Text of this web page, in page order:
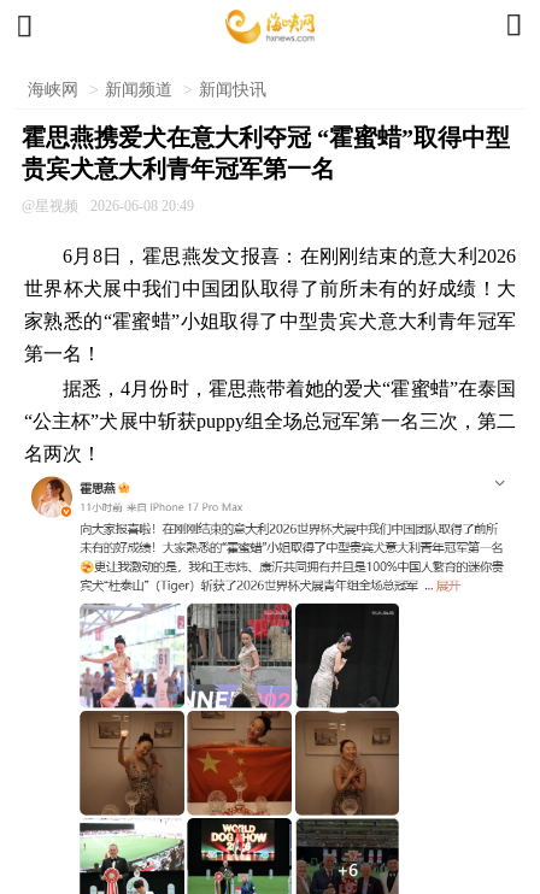
 
海峡网 > 新闻频道 > 新闻快讯
霍思燕携爱犬在意大利夺冠 “霍蜜蜡”取得中型
贵宾犬意大利青年冠军第一名
@星视频 2026-06-08 20:49
6月8日，霍思燕发文报喜：在刚刚结束的意大利2026
世界杯犬展中我们中国团队取得了前所未有的好成绩！大
家熟悉的“霍蜜蜡”小姐取得了中型贵宾犬意大利青年冠军
第一名！
据悉，4月份时，霍思燕带着她的爱犬“霍蜜蜡”在泰国
“公主杯”犬展中斩获puppy组全场总冠军第一名三次，第二
名两次！